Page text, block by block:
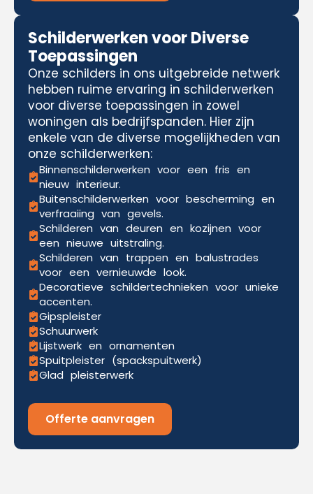
Schilderwerken voor Diverse
Toepassingen
Onze schilders in ons uitgebreide netwerk
hebben ruime ervaring in schilderwerken
voor diverse toepassingen in zowel
woningen als bedrijfspanden. Hier zijn
enkele van de diverse mogelijkheden van
onze schilderwerken:
Binnenschilderwerken voor een fris en
nieuw interieur.
Buitenschilderwerken voor bescherming en
verfraaiing van gevels.
Schilderen van deuren en kozijnen voor
een nieuwe uitstraling.
Schilderen van trappen en balustrades
voor een vernieuwde look.
Decoratieve schildertechnieken voor unieke
accenten.
Gipspleister
Schuurwerk
Lijstwerk en ornamenten
Spuitpleister (spackspuitwerk)
Glad pleisterwerk
Offerte aanvragen